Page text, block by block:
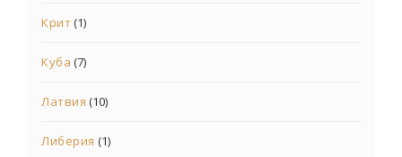
Крит(1)
Куба (7)
Латвия (10)
Либерия (1)